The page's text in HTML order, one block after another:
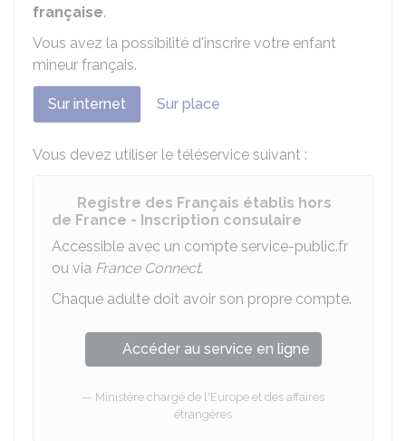
française.
Vous avez la possibilité d'inscrire votre enfant
mineur français.
Sur internet Sur place
Vous devez utiliser le téléservice suivant :
Registre des Français établis hors
de France - Inscription consulaire
Accessible avec un compte service-public.fr
ou via France Connect.
Chaque adulte doit avoir son propre compte.
Accéder au service en ligne
Ministère chargé de l'Europe et des affaires
étrangères